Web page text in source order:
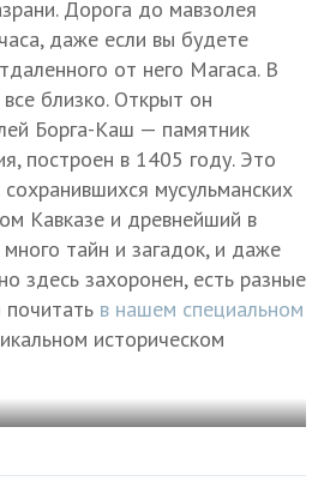
Дорога до мавзолея
даже если вы будете
от него Магаса. В
близко. Открыт он
Борга-Каш — памятник
построен в 1405 году. Это
мусульманских
Кавказе и древнейший в
тайн и загадок, и даже
здесь захоронен, есть разные
в нашем специальном
историческом